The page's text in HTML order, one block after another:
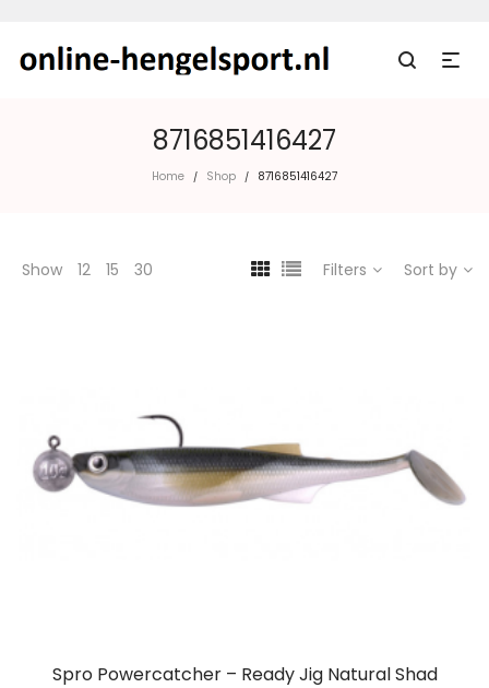
8716851416427
Home / Shop / 8716851416427
Show 12 15 30 Filters Sort by
Spro Powercatcher – Ready Jig Natural Shad